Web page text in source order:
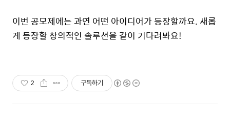
이번 공모제에는 과연 어떤 아이디어가 등장할까요. 새롭
게 등장할 창의적인 솔루션을 같이 기다려봐요!
2 구독하기